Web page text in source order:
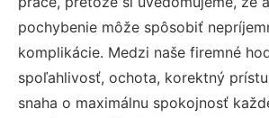
pochybenie môže spôsobiť
komplikácie. Medzi naše firemné
spoľahlivosť, ochota, korektný
snaha o maximálnu spokojnosť